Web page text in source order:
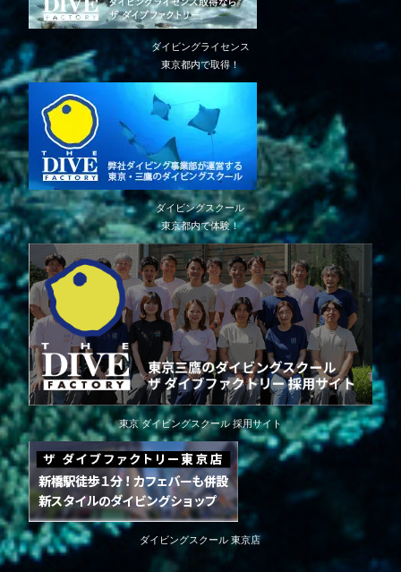
ダイビングライセンス
東京都内で取得！
ダイビングスクール
東京都内で体験！
東京 ダイビングスクール 採用サイト
ダイビングスクール 東京店